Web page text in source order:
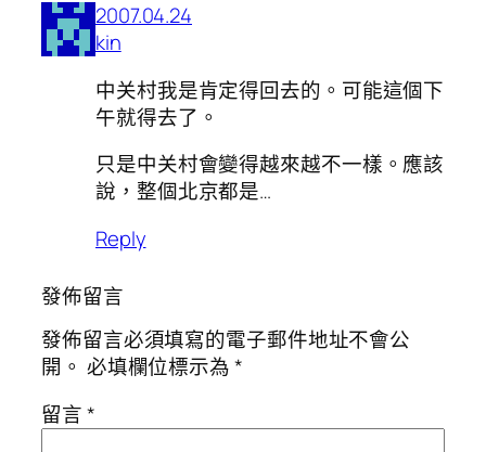
2007.04.24
kin
中关村我是肯定得回去的。可能這個下
午就得去了。
只是中关村會變得越來越不一樣。應該
說，整個北京都是…
Reply
發佈留言
發佈留言必須填寫的電子郵件地址不會公
開。 必填欄位標示為*
留言*